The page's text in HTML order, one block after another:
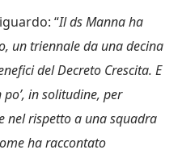
“Il ds Manna ha
un triennale da una decina
del Decreto Crescita. E
in solitudine, per
nel rispetto a una squadra
ha raccontato